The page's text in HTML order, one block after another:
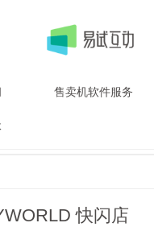
售卖机软件服务
快闪店